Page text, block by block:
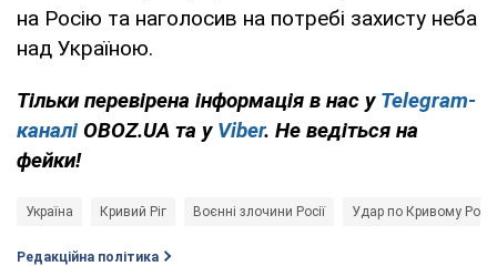
на Росію та наголосив на потребі захисту неба
над Україною.
Тільки перевірена інформація в нас у Telegram-
каналі OBOZ.UA та у Viber. Не ведіться на
фейки!
Україна Кривий Ріг Воєнні злочини Росії Удар по Кривому Рогу
Редакційна політика